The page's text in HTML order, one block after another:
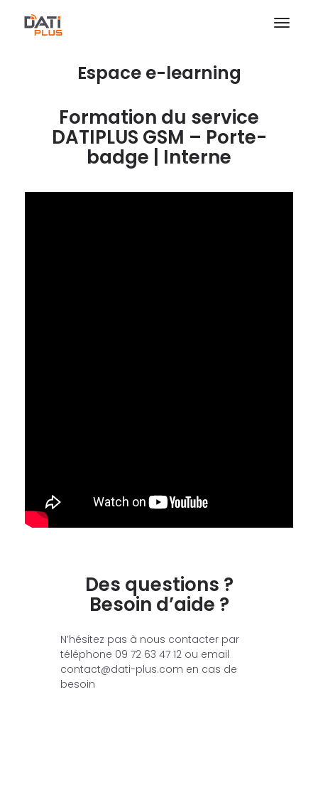
Espace e-learning
Formation du service
DATIPLUS GSM – Porte-
badge | Interne
Des questions ?
Besoin d’aide ?
N’hésitez pas à nous contacter par
téléphone 09 72 63 47 12 ou email
contact@dati-plus.com en cas de
besoin